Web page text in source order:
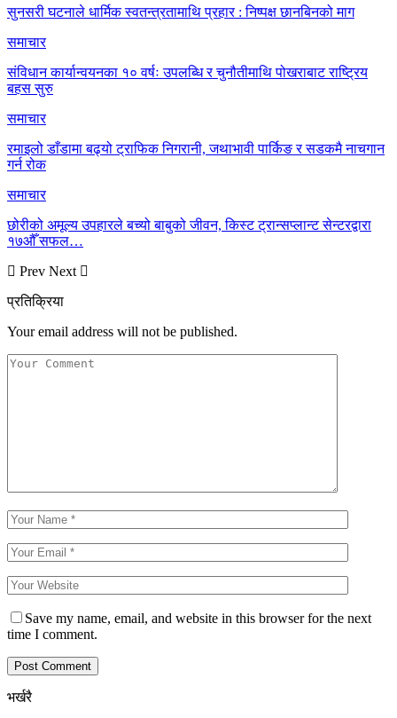
सुनसरी घटनाले धार्मिक स्वतन्त्रतामाथि प्रहार : निष्पक्ष छानबिनको माग
समाचार
संविधान कार्यान्वयनका १० वर्षः उपलब्धि र चुनौतीमाथि पोखराबाट राष्ट्रिय
बहस सुरु
समाचार
रमाइलो डाँडामा बढ्यो ट्राफिक निगरानी, जथाभावी पार्किङ र सडकमै नाचगान
गर्न रोक
समाचार
छोरीको अमूल्य उपहारले बच्यो बाबुको जीवन, किस्ट ट्रान्सप्लान्ट सेन्टरद्वारा
१७औँ सफल…
Prev Next
प्रतिक्रिया
Your email address will not be published.
Save my name, email, and website in this browser for the next
time I comment.
भर्खरै